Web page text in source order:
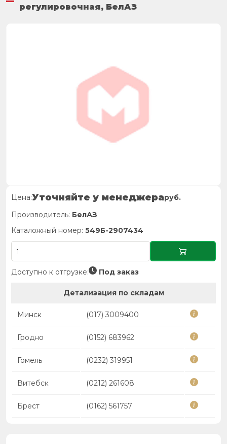
регулировочная, БелАЗ
Цена:Уточняйте у менеджераруб.
Производитель: БелАЗ
Каталожный номер: 549Б-2907434
Доступно к отгрузке: Под заказ
Детализация по складам
Минск (017) 3009400
Гродно (0152) 683962
Гомель (0232) 319951
Витебск (0212) 261608
Брест (0162) 561757